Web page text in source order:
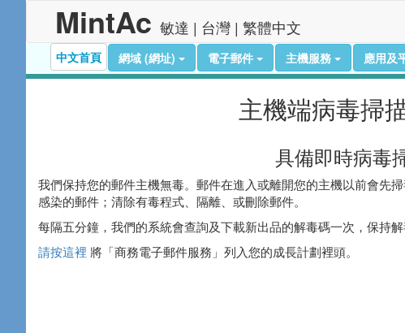
MintAc 敏達 | 台灣 | 繁體中文
中文首頁 網域 (網址) 電子郵件 主機服務 應用及
主機端病毒掃
具備即時病毒
我們保持您的郵件主機無毒。郵件在進入或離開您的主機以前會先
感染的郵件；清除有毒程式、隔離、或刪除郵件。
每隔五分鐘，我們的系統會查詢及下載新出品的解毒碼一次，保持解
請按這裡 將「商務電子郵件服務」列入您的成長計劃裡頭。